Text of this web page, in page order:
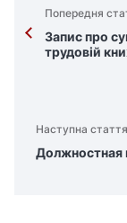
Попередня
Запис про
трудовій
Наступна стаття
Должностная